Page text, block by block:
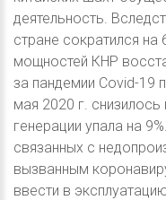
деятельность.
стране сократился на
мощностей КНР
за пандемии Covid-19
мая 2020 г.
генерации упала на
связанных с
вызванным
ввести в